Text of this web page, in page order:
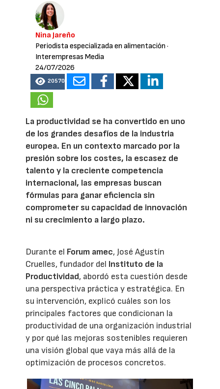
Nina Jareño
Periodista especializada en alimentación ·
Interempresas Media
24/07/2026
20570
La productividad se ha convertido en uno
de los grandes desafíos de la industria
europea. En un contexto marcado por la
presión sobre los costes, la escasez de
talento y la creciente competencia
internacional, las empresas buscan
fórmulas para ganar eficiencia sin
comprometer su capacidad de innovación
ni su crecimiento a largo plazo.
Durante el Forum amec, José Agustín
Cruelles, fundador del Instituto de la
Productividad, abordó esta cuestión desde
una perspectiva práctica y estratégica. En
su intervención, explicó cuáles son los
principales factores que condicionan la
productividad de una organización industrial
y por qué las mejoras sostenibles requieren
una visión global que vaya más allá de la
optimización de procesos concretos.